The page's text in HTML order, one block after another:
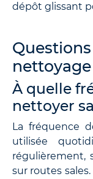
dépôt glissant
À quelle
nettoyer
La fréquence
utilisée
régulièrement,
sur routes